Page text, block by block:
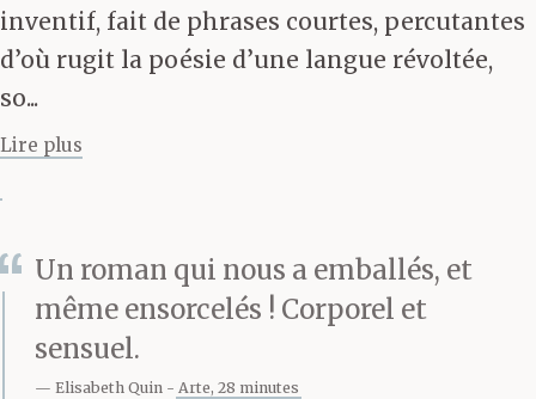
fois répété, au milieu
des femmes faites,
parfumées et
bonnes, jouant des
coudes et oubliant de
s’en excuser, parce
inventif, fait de phrases courtes, percutantes
d’où rugit la poésie d’une langue révoltée,
so...
Lire plus
Un roman qui nous a emballés, et
même ensorcelés ! Corporel et
sensuel.
Elisabeth Quin Arte, 28 minutes